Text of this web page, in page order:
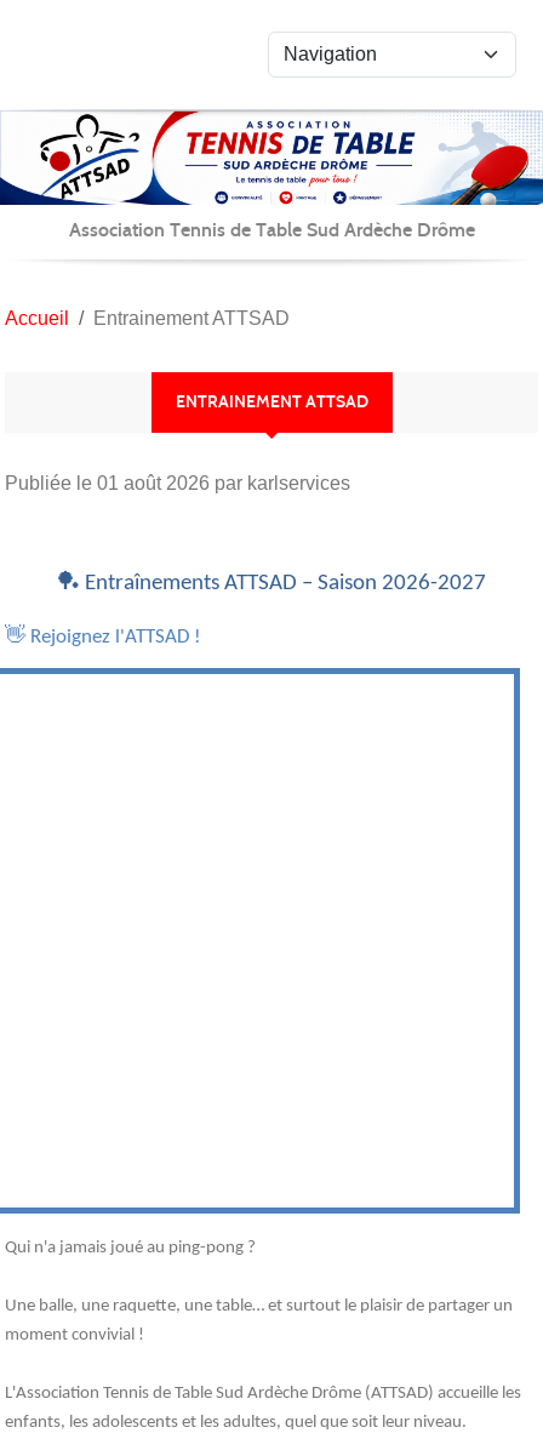
Association Tennis de Table Sud Ardèche Drôme
Accueil Entrainement ATTSAD
ENTRAINEMENT ATTSAD
Publiée le 01 août 2026 par karlservices
🏓 Entraînements ATTSAD – Saison 2026-2027
👋 Rejoignez l'ATTSAD !
Qui n'a jamais joué au ping-pong ?
Une balle, une raquette, une table… et surtout le plaisir de partager un
moment convivial !
L'Association Tennis de Table Sud Ardèche Drôme (ATTSAD) accueille les
enfants, les adolescents et les adultes, quel que soit leur niveau.